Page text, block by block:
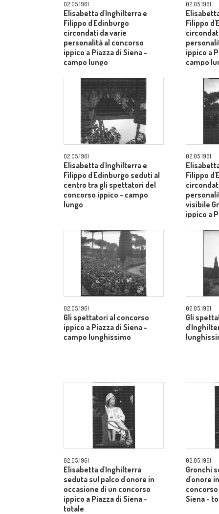
02.05.1961
Elisabetta d'Inghilterra e
Filippo d'Edinburgo
circondati da varie
personalità al concorso
ippico a Piazza di Siena -
campo lungo
02.05.1961
Filippo
ippico a
campo
02.05.1961
Elisabetta d'Inghilterra e
Filippo d'Edinburgo seduti al
centro tra gli spettatori del
concorso ippico - campo
lungo
02.05.1961
Filippo
visibile
ippico a
02.05.1961
Gli spettatori al concorso
ippico a Piazza di Siena -
campo lunghissimo
02.05.1961
Gli
02.05.1961
Elisabetta d'Inghilterra
seduta sul palco d'onore in
occasione di un concorso
ippico a Piazza di Siena -
totale
02.05.1961
Gronchi
d'onore
Siena -